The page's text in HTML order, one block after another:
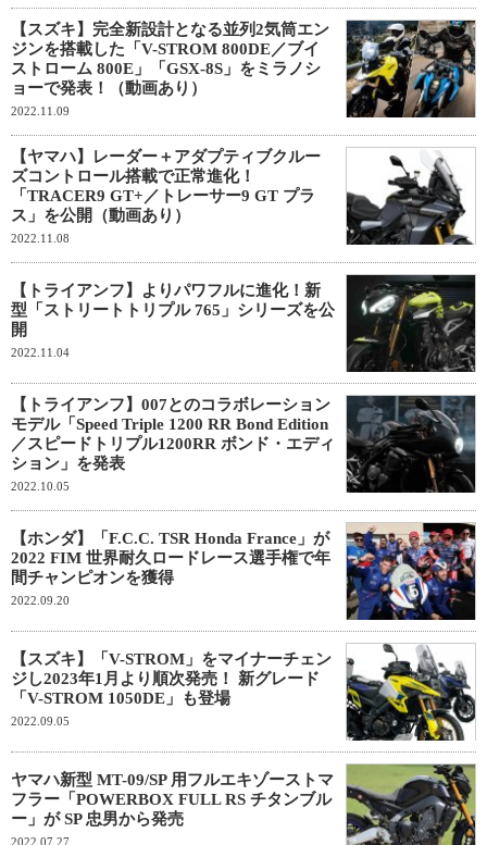
【スズキ】完全新設計となる並列2気筒エン
ジンを搭載した「V-STROM 800DE／ブイ
ストローム 800E」「GSX-8S」をミラノシ
ョーで発表！（動画あり）
2022.11.09
【ヤマハ】レーダー＋アダプティブクルー
ズコントロール搭載で正常進化！
「TRACER9 GT+／トレーサー9 GT プラ
ス」を公開（動画あり）
2022.11.08
【トライアンフ】よりパワフルに進化！新
型「ストリートトリプル 765」シリーズを公
開
2022.11.04
【トライアンフ】007とのコラボレーション
モデル「Speed Triple 1200 RR Bond Edition
／スピードトリプル1200RR ボンド・エディ
ション」を発表
2022.10.05
【ホンダ】「F.C.C. TSR Honda France」が
2022 FIM 世界耐久ロードレース選手権で年
間チャンピオンを獲得
2022.09.20
【スズキ】「V-STROM」をマイナーチェン
ジし2023年1月より順次発売！ 新グレード
「V-STROM 1050DE」も登場
2022.09.05
ヤマハ新型 MT-09/SP 用フルエキゾーストマ
フラー「POWERBOX FULL RS チタンブル
ー」が SP 忠男から発売
2022.07.27